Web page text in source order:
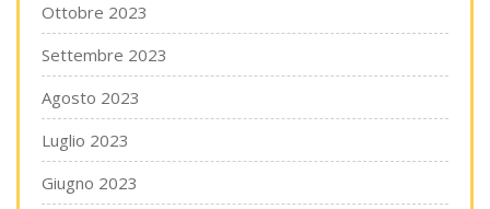
Ottobre 2023
Settembre 2023
Agosto 2023
Luglio 2023
Giugno 2023